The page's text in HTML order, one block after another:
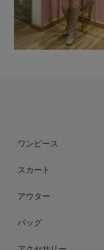
ワンピース
スカート
アウター
バッグ